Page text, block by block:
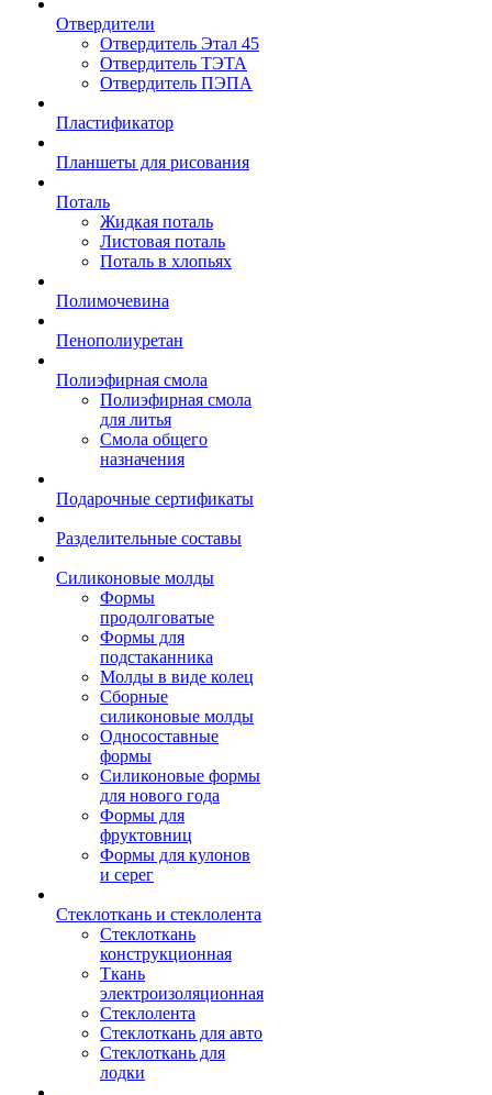
Отвердители
Отвердитель Этал 45
Отвердитель ТЭТА
Отвердитель ПЭПА
Пластификатор
Планшеты для рисования
Поталь
Жидкая поталь
Листовая поталь
Поталь в хлопьях
Полимочевина
Пенополиуретан
Полиэфирная смола
Полиэфирная смола
для литья
Смола общего
назначения
Подарочные сертификаты
Разделительные составы
Силиконовые молды
Формы
продолговатые
Формы для
подстаканника
Молды в виде колец
Сборные
силиконовые молды
Односоставные
формы
Силиконовые формы
для нового года
Формы для
фруктовниц
Формы для кулонов
и серег
Стеклоткань и стеклолента
Стеклоткань
конструкционная
Ткань
электроизоляционная
Стеклолента
Стеклоткань для авто
Стеклоткань для
лодки